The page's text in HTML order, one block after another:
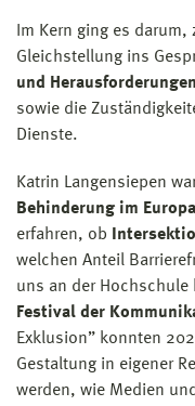
Im Kern ging es
Gleichstellung ins
und Herausforderungen
sowie die
Dienste.
Katrin Langensiepen
Behinderung im
erfahren, ob
welchen Anteil
uns an der Hochschule
Festival der
Exklusion” konnten
Gestaltung in eigener
werden, wie Medien